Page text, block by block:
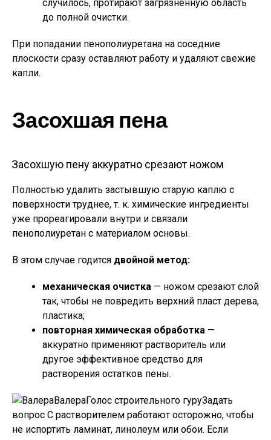
случилось, протирают загрязненную область
до полной очистки.
При попадании пенополиуретана на соседние
плоскости сразу оставляют работу и удаляют свежие
капли.
Засохшая пена
Засохшую пену аккуратно срезают ножом
Полностью удалить застывшую старую каплю с
поверхности труднее, т. к. химические ингредиенты
уже прореагировали внутри и связали
пенополиуретан с материалом основы.
В этом случае годится двойной метод:
механическая очистка — ножом срезают слой
так, чтобы не повредить верхний пласт дерева,
пластика;
повторная химическая обработка —
аккуратно применяют растворитель или
другое эффективное средство для
растворения остатков пены.
ВалераГолос строительного гуруЗадать
вопрос С растворителем работают осторожно, чтобы
не испортить ламинат, линолеум или обои. Если